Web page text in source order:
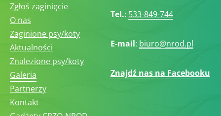
Zgłoś zaginięcie
O nas
Zaginione psy/koty
Aktualności
Znalezione psy/koty
Galeria
Partnerzy
Kontakt
Tel.: 533-849-744
E-mail: biuro@nrod.pl
Znajdź nas na Facebooku